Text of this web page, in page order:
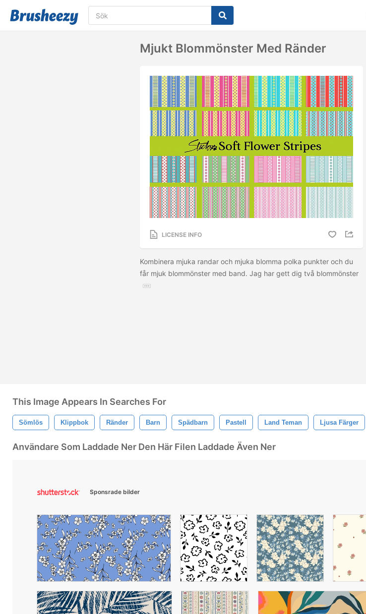
Mjukt Blommönster Med Ränder
LICENSE INFO
Kombinera mjuka randar och mjuka blomma polka punkter och du
får mjuk blommönster med band. Jag har gett dig två blommönster
This Image Appears In Searches For
Sömlös Klippbok Ränder Barn Spädbarn Pastell Land Teman Ljusa Färger
Användare Som Laddade Ner Den Här Filen Laddade Även Ner
Sponsrade bilder